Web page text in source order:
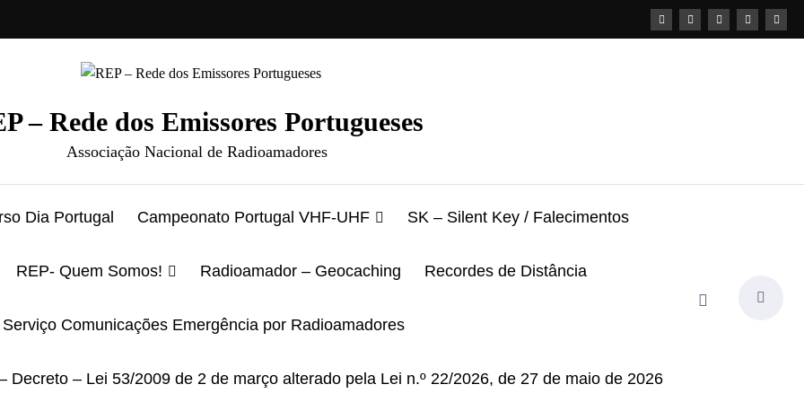
– Rede dos Emissores Portugueses
Associação Nacional de Radioamadores
Dia Portugal Campeonato Portugal VHF-UHF SK – Silent Key / Falecimentos
REP- Quem Somos! Radioamador – Geocaching Recordes de Distância
Comunicações Emergência por Radioamadores
– Lei 53/2009 de 2 de março alterado pela Lei n.º 22/2026, de 27 de maio de 2026